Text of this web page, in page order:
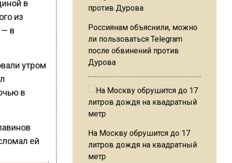
в
из
— в
утром
в
Россиянам объяснили, можно
ли пользоваться Telegram
после обвинений против
Дурова
На Москву обрушится до 17
литров дождя на квадратный
метр